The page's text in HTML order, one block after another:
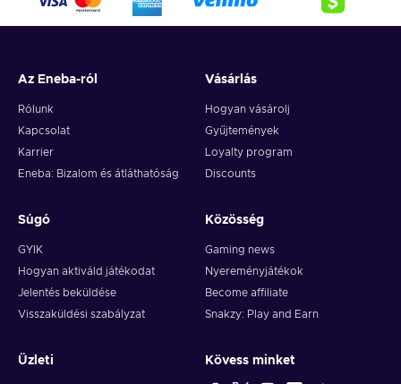
Az Eneba-ról
Rólunk
Kapcsolat
Karrier
Eneba: Bizalom és átláthatóság
Vásárlás
Hogyan vásárolj
Gyűjtemények
Loyalty program
Discounts
Súgó
GYIK
Hogyan aktiváld játékodat
Jelentés beküldése
Visszaküldési szabályzat
Közösség
Gaming news
Nyereményjátékok
Become affiliate
Snakzy: Play and Earn
Üzleti Kövess minket